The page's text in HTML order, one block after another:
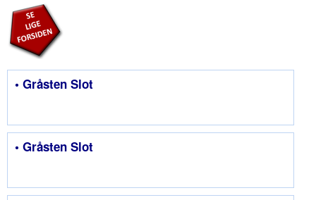
• Gråsten Slot
• Gråsten Slot